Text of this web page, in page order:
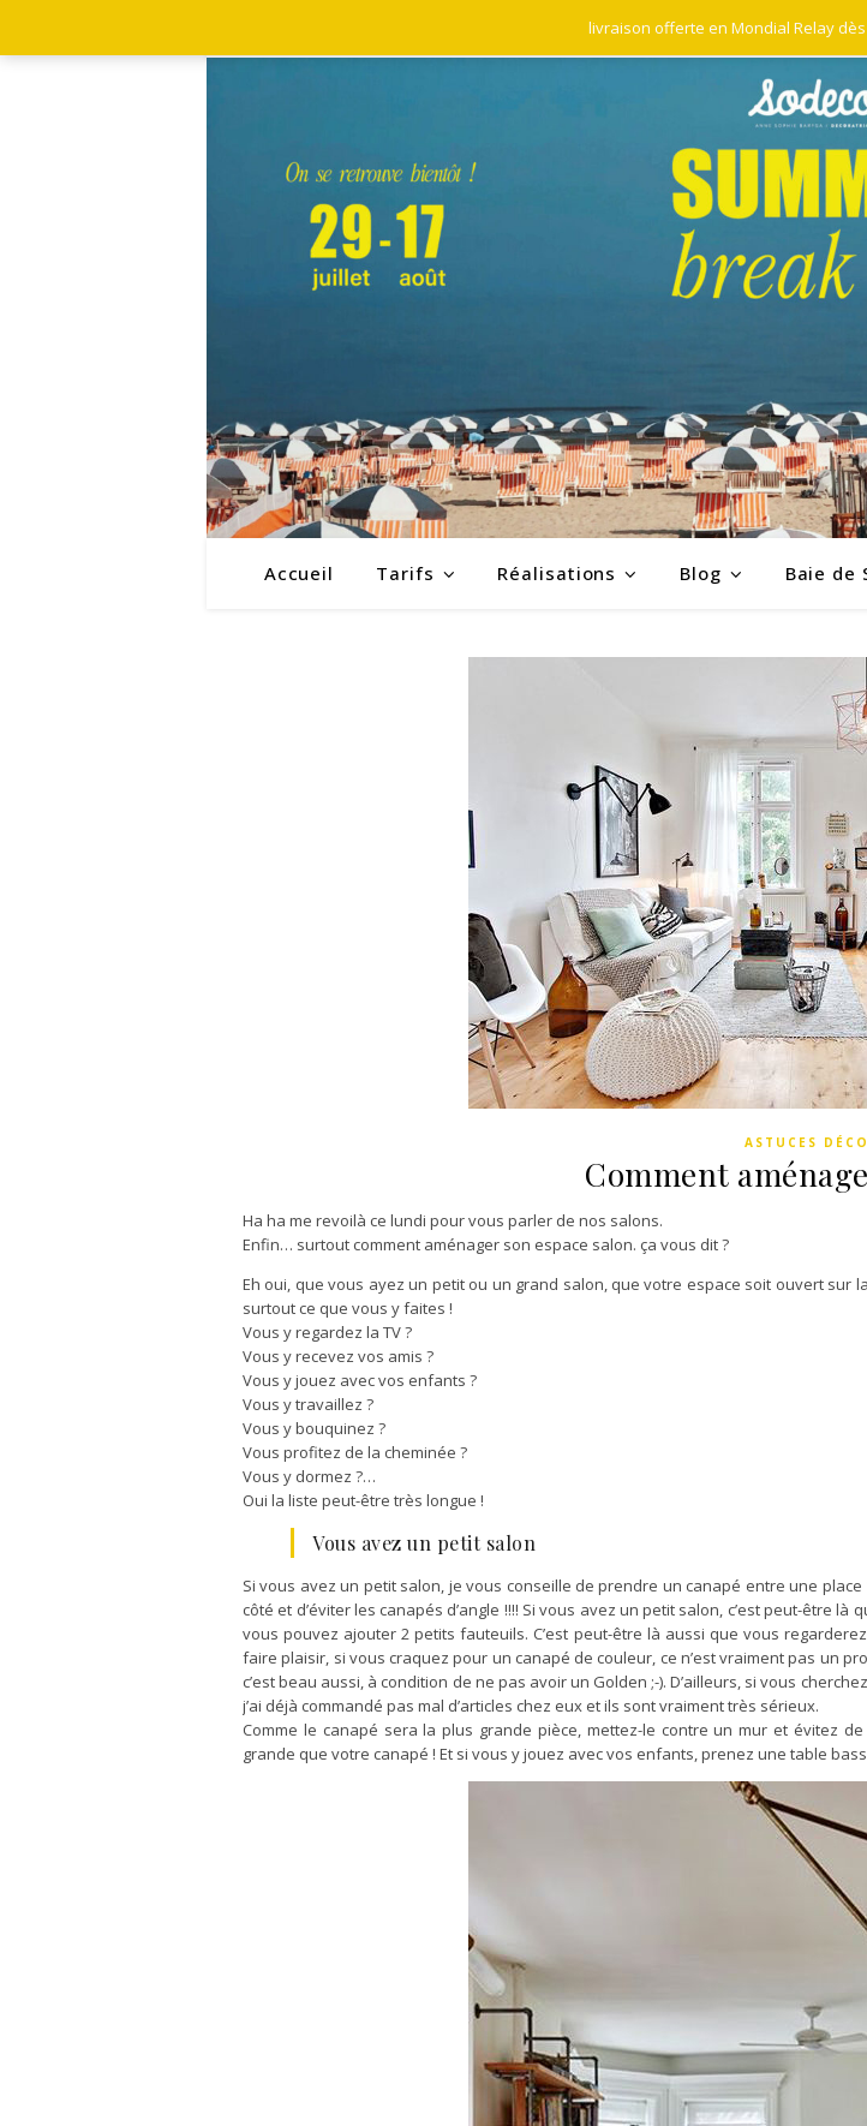
Accueil Tarifs Réalisations Blog Baie de
ASTUCES DÉCO
Comment
Ha ha me revoilà ce lundi pour vous parler de nos salons.
Enfin… surtout comment aménager son espace salon. ça vous dit ?
Eh oui, que vous ayez un petit ou un grand salon, que votre espace soit ouvert sur
surtout ce que vous y faites !
Vous y regardez la TV ?
Vous y recevez vos amis ?
Vous y jouez avec vos enfants ?
Vous y travaillez ?
Vous y bouquinez ?
Vous profitez de la cheminée ?
Vous y dormez ?…
Oui la liste peut-être très longue !
Vous avez un petit salon
Si vous avez un petit salon, je vous conseille de prendre un canapé entre une
côté et d’éviter les canapés d’angle !!!! Si vous avez un petit salon, c’est peut-être
vous pouvez ajouter 2 petits fauteuils. C’est peut-être là aussi que vous
faire plaisir, si vous craquez pour un canapé de couleur, ce n’est vraiment pas un
c’est beau aussi, à condition de ne pas avoir un Golden ;-). D’ailleurs, si vous
j’ai déjà commandé pas mal d’articles chez eux et ils sont vraiment très sérieux.
Comme le canapé sera la plus grande pièce, mettez-le contre un mur et évitez
grande que votre canapé ! Et si vous y jouez avec vos enfants, prenez une table
livraison offerte en Mondial Relay